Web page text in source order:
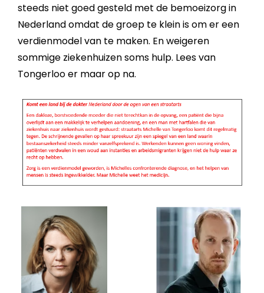
steeds niet goed gesteld met de bemoeizorg in
Nederland omdat de groep te klein is om er een
verdienmodel van te maken. En weigeren
sommige ziekenhuizen soms hulp. Lees van
Tongerloo er maar op na.